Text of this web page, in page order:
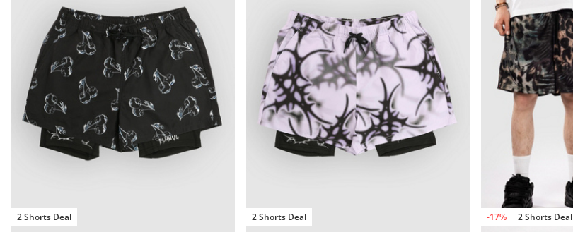
2 Shorts Deal 2 Shorts Deal -17% 2 Shorts Deal